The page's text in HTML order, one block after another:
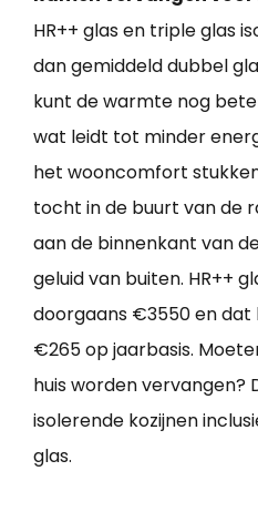
HR++ glas en triple glas
dan gemiddeld dubbel
kunt de warmte nog
wat leidt tot minder
het wooncomfort
tocht in de buurt van de
aan de binnenkant van
geluid van buiten. HR++
doorgaans €3550 en
€265 op jaarbasis.
huis worden vervangen?
isolerende kozijnen
glas.